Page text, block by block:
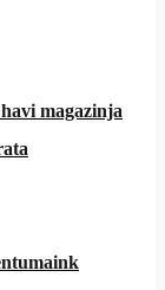
magazinja